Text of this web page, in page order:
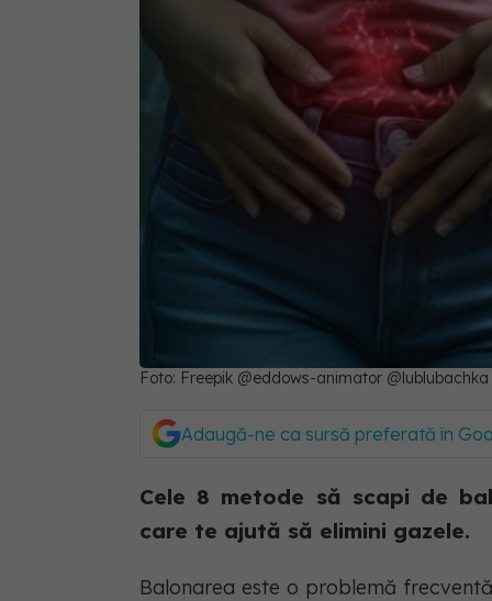
Foto: Freepik @eddows-animator @lublubachka
Adaugă-ne ca sursă preferată în
Cele 8 metode să scapi de
care te ajută să elimini gazele.
Balonarea este o problemă